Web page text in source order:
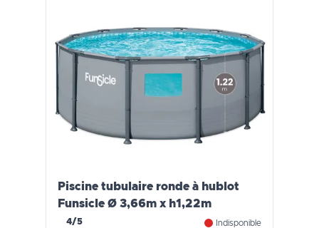
Piscine tubulaire ronde à hublot
Funsicle Ø 3,66m x h1,22m
4/5 Indisponible